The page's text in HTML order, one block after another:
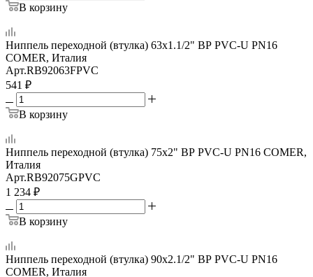
В корзину
Ниппель переходной (втулка) 63x1.1/2" ВР PVC-U PN16
COMER, Италия
Арт.RB92063FPVC
541 ₽
В корзину
Ниппель переходной (втулка) 75x2" ВР PVC-U PN16 COMER,
Италия
Арт.RB92075GPVC
1 234 ₽
В корзину
Ниппель переходной (втулка) 90x2.1/2" ВР PVC-U PN16
COMER, Италия